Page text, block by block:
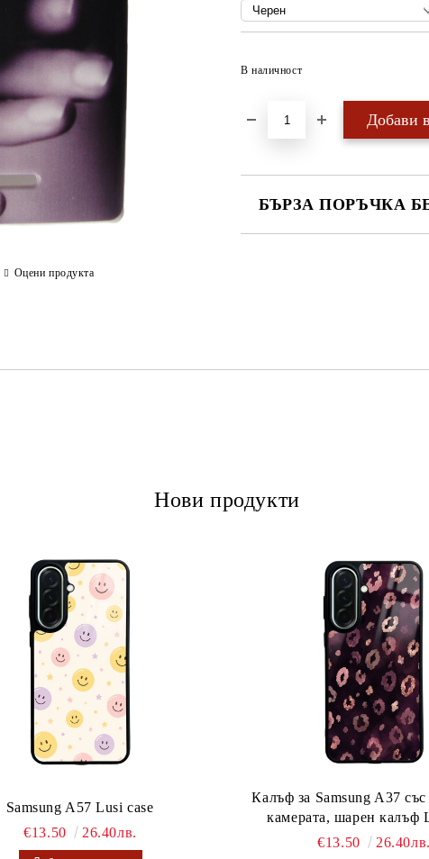
В наличност
БЪРЗА ПОРЪЧКА
Оцени продукта
Нови продукти
Samsung A57 Lusi case
€13.50
26.40лв.
Калъф за Samsung A37
камерата, шарен калъф
€13.50
26.40лв.